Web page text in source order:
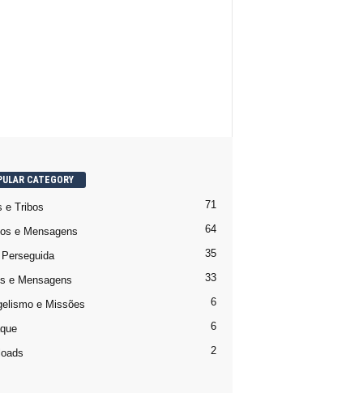
CATEGORY
e Tribos 71
e Mensagens 64
Perseguida 35
e Mensagens 33
e Missões 6
6
2